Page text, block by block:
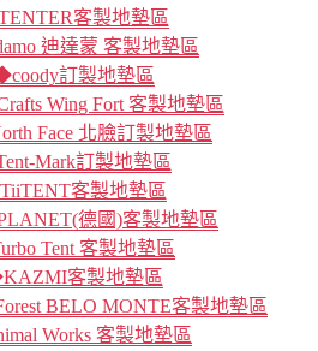
客製地墊區
迪達蒙 客製地墊區
訂製地墊區
Wing Fort 客製地墊區
Face 北臉訂製地墊區
Mark訂製地墊區
客製地墊區
德國)客製地墊區
Tent 客製地墊區
客製地墊區
BELO MONTE客製地墊區
Works 客製地墊區